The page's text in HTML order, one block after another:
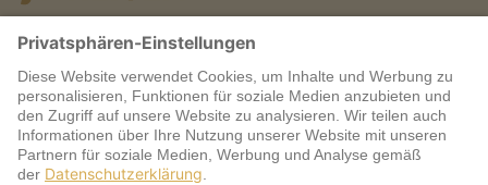
Warum jö?
Service